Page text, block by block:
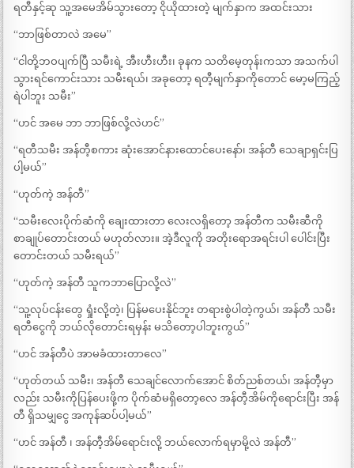
ရတီနှင့်ဆု သူ့အမေအိမ်သွားတော့ ငိုယိုထားတဲ့ မျက်နှာက အထင်းသား
“ဘာဖြစ်တာလဲ အမေ”
“ငါတို့ဘဝပျက်ပြီ သမီးရဲ့ အီးဟီးဟီး၊ ခုနက သတိမေ့တုန်းကသာ အသက်ပါ
သွားရင်ကောင်းသား သမီးရယ်၊ အခုတော့ ရတီ့မျက်နှာကိုတောင် မော့မကြည့်
ရဲပါဘူး သမီး”
“ဟင် အမေ ဘာ ဘာဖြစ်လို့လဲဟင်”
“ရတီသမီး အန်တီ့စကား ဆုံးအောင်နားထောင်ပေးနော်၊ အန်တီ သေချာရှင်းပြ
ပါ့မယ်”
“ဟုတ်ကဲ့ အန်တီ”
“သမီးလေးပိုက်ဆံကို ချေးထားတာ လေးလရှိတော့ အန်တီက သမီးဆီကို
စာချုပ်တောင်းတယ် မဟုတ်လား။ အဲ့ဒီလူကို အတိုးရောအရင်းပါ ပေါင်းပြီး
တောင်းတယ် သမီးရယ်”
“ဟုတ်ကဲ့ အန်တီ သူကဘာပြောလို့လဲ”
“သူ့လုပ်ငန်းတွေ ရှုံးလို့တဲ့၊ ပြန်မပေးနိုင်ဘူး တရားစွဲပါတဲ့ကွယ်၊ အန်တီ သမီး
ရတီငွေကို ဘယ်လိုတောင်းရမှန်း မသိတော့ပါဘူးကွယ်”
“ဟင် အန်တီပဲ အာမခံထားတာလေ”
“ဟုတ်တယ် သမီး၊ အန်တီ သေချင်လောက်အောင် စိတ်ညစ်တယ်၊ အန်တီ့မှာ
လည်း သမီးကိုပြန်ပေးဖို့က ပိုက်ဆံမရှိတော့လေ အန်တီ့အိမ်ကိုရောင်းပြီး အန်
တီ ရှိသမျှငွေ အကုန်ဆပ်ပါ့မယ်”
“ဟင် အန်တီ ၊ အန်တီ့အိမ်ရောင်းလို့ ဘယ်လောက်ရမှာမို့လဲ အန်တီ”